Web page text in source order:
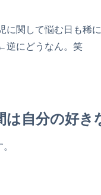
に関して悩む日も稀
逆にどうなん。笑
は自分の好き